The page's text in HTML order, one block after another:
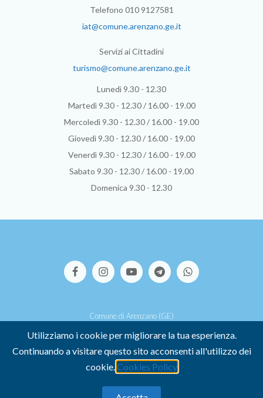
Telefono 010 9127581
iat@comune.arenzano.ge.it
Servizi ai Cittadini
turismo@comune.arenzano.ge.it
Lunedì 9.30 - 12.30
Martedì 9.30 - 12.30 / 16.00 - 19.00
Mercoledì 9.30 - 12.30 / 16.00 - 19.00
Giovedì 9.30 - 12.30 / 16.00 - 19.00
Venerdì 9.30 - 12.30 / 16.00 - 19.00
Sabato 9.30 - 12.30 / 16.00 - 19.00
Domenica 9.30 - 12.30
Comune di Arenzano (GE)
P.I. 00449500107 - Credits
-COOKIE POLICY-PRIVACY POLICY
Dichiarazione di accessibilità
Utilizziamo i cookie per migliorare la tua esperienza.
Continuando a visitare questo sito acconsenti all'utilizzo dei
cookie. Cookies Policy